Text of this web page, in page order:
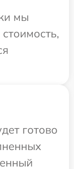
мы
готово